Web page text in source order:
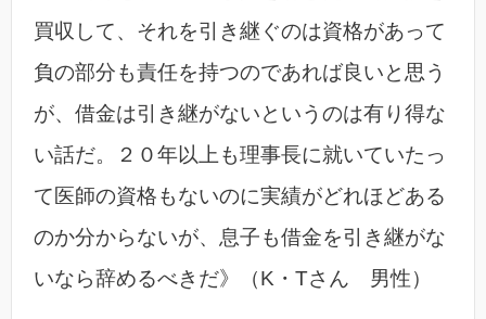
買収して、それを引き継ぐのは資格があって
負の部分も責任を持つのであれば良いと思う
が、借金は引き継がないというのは有り得な
い話だ。２０年以上も理事長に就いていたっ
て医師の資格もないのに実績がどれほどある
のか分からないが、息子も借金を引き継がな
いなら辞めるべきだ》（K・Tさん 男性）